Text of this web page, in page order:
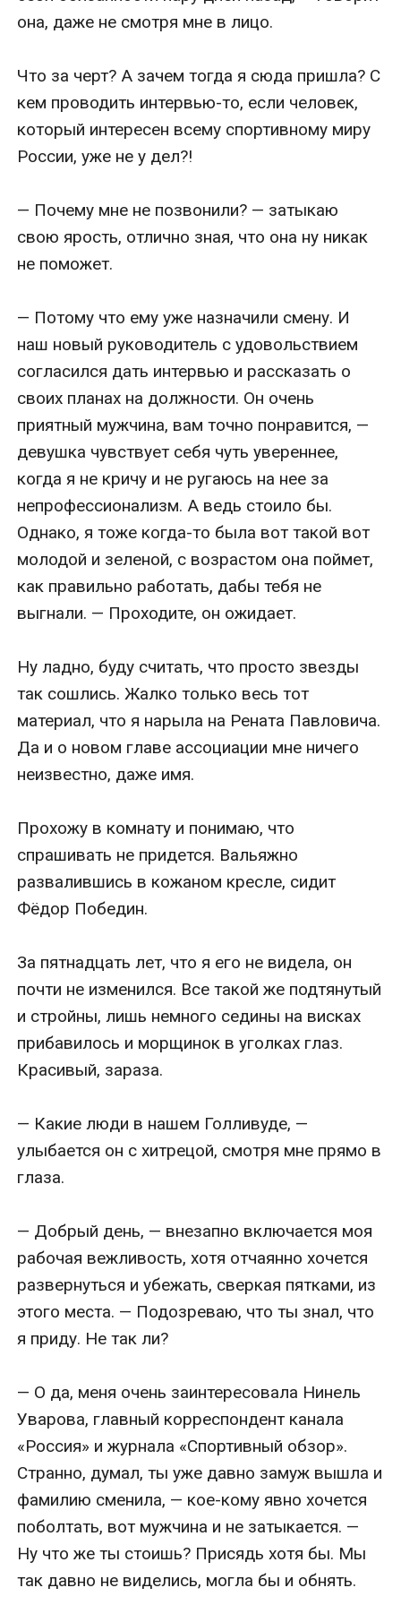
она, даже не смотря мне в лицо.
Что за черт? А зачем тогда я сюда пришла? С
кем проводить интервью-то, если человек,
который интересен всему спортивному миру
России, уже не у дел?!
— Почему мне не позвонили? — затыкаю
свою ярость, отлично зная, что она ну никак
не поможет.
— Потому что ему уже назначили смену. И
наш новый руководитель с удовольствием
согласился дать интервью и рассказать о
своих планах на должности. Он очень
приятный мужчина, вам точно понравится, —
девушка чувствует себя чуть увереннее,
когда я не кричу и не ругаюсь на нее за
непрофессионализм. А ведь стоило бы.
Однако, я тоже когда-то была вот такой вот
молодой и зеленой, с возрастом она поймет,
как правильно работать, дабы тебя не
выгнали. — Проходите, он ожидает.
Ну ладно, буду считать, что просто звезды
так сошлись. Жалко только весь тот
материал, что я нарыла на Рената Павловича.
Да и о новом главе ассоциации мне ничего
неизвестно, даже имя.
Прохожу в комнату и понимаю, что
спрашивать не придется. Вальяжно
развалившись в кожаном кресле, сидит
Фёдор Победин.
За пятнадцать лет, что я его не видела, он
почти не изменился. Все такой же подтянутый
и стройны, лишь немного седины на висках
прибавилось и морщинок в уголках глаз.
Красивый, зараза.
— Какие люди в нашем Голливуде, —
улыбается он с хитрецой, смотря мне прямо в
глаза.
— Добрый день, — внезапно включается моя
рабочая вежливость, хотя отчаянно хочется
развернуться и убежать, сверкая пятками, из
этого места. — Подозреваю, что ты знал, что
я приду. Не так ли?
— О да, меня очень заинтересовала Нинель
Уварова, главный корреспондент канала
«Россия» и журнала «Спортивный обзор».
Странно, думал, ты уже давно замуж вышла и
фамилию сменила, — кое-кому явно хочется
поболтать, вот мужчина и не затыкается. —
Ну что же ты стоишь? Присядь хотя бы. Мы
так давно не виделись, могла бы и обнять.